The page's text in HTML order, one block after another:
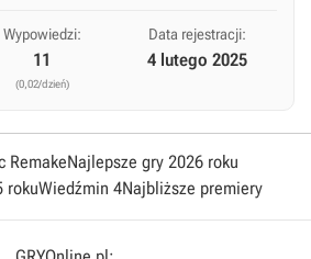
Wypowiedzi:
11
(0,02/dzień)
Data rejestracji:
4 lutego 2025
RemakeNajlepsze gry 2026 roku
rokuWiedźmin 4Najbliższe premiery